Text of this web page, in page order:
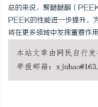
总的来说，聚醚醚酮（
PEEK的性能进一步提升，
将在更多领域中发挥重要作用